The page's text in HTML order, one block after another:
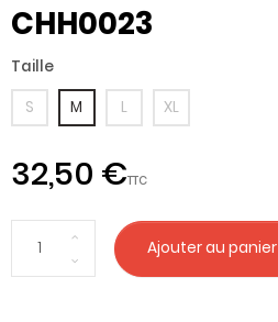
CHH0023
Taille
S
M L XL
32,50 €TTC
Ajouter au panier